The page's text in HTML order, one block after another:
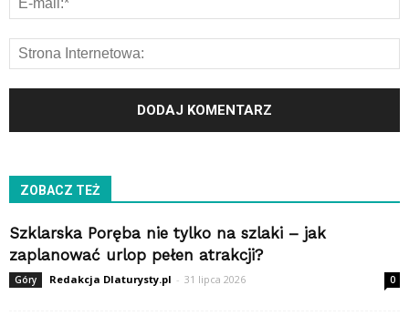
ZOBACZ TEŻ
Szklarska Poręba nie tylko na szlaki – jak
zaplanować urlop pełen atrakcji?
Góry Redakcja Dlaturysty.pl - 31 lipca 2026 0